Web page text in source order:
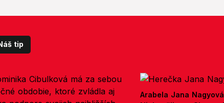
tip
Arabela Jana